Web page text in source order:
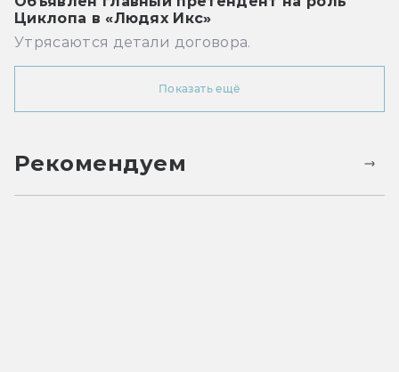
Циклопа в «Людях Икс»
Утрясаются детали договора.
Показать ещё
Рекомендуем